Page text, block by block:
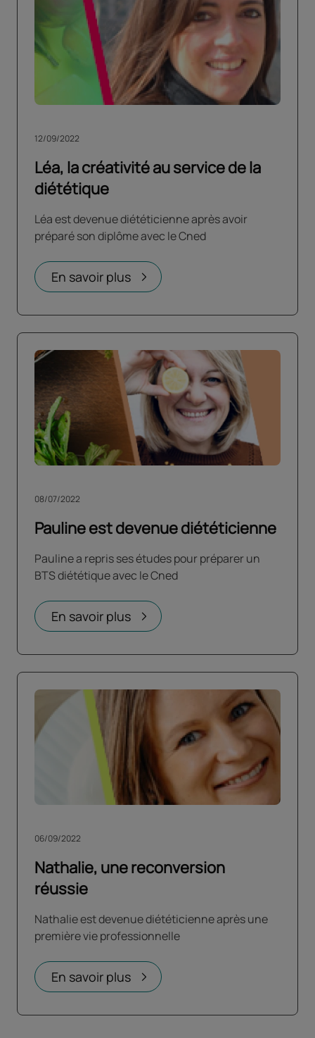
Léa, la créativité au service de la
diététique
12/09/2022
Léa est devenue diététicienne après avoir
préparé son diplôme avec le Cned
En savoir plus
Pauline est devenue diététicienne
08/07/2022
Pauline a repris ses études pour préparer un
BTS diététique avec le Cned
En savoir plus
Nathalie, une reconversion
réussie
06/09/2022
Nathalie est devenue diététicienne après une
première vie professionnelle
En savoir plus